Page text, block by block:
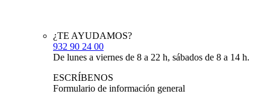
¿TE AYUDAMOS?
932 90 24 00
De lunes a viernes de 8 a 22 h, sábados de 8 a 14 h.
ESCRÍBENOS
Formulario de información general